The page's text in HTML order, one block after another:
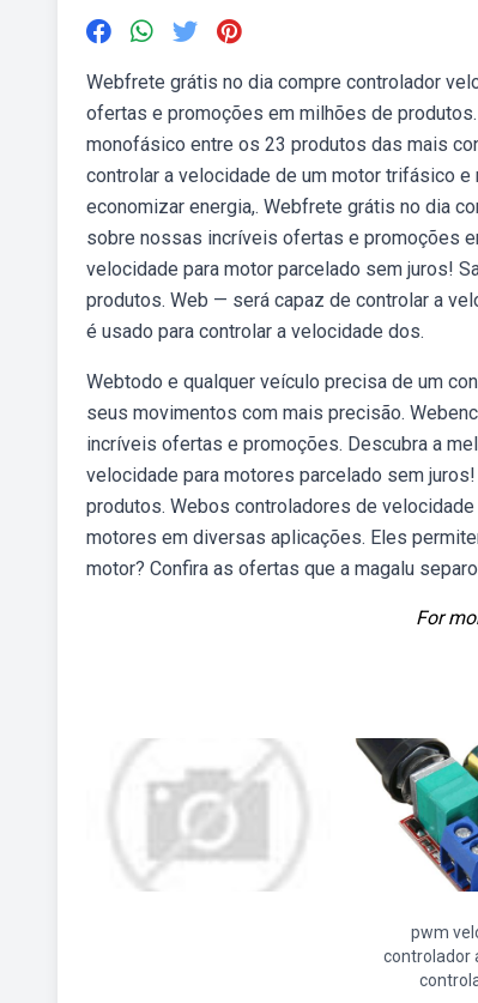
Webfrete grátis no dia compre controlador
ofertas e promoções em milhões de
monofásico entre os 23 produtos das mais
controlar a velocidade de um motor trifásico
economizar energia,. Webfrete grátis no dia
sobre nossas incríveis ofertas e promoções
velocidade para motor parcelado sem juros!
produtos. Web — será capaz de controlar a
é usado para controlar a velocidade dos.
Webtodo e qualquer veículo precisa de um
seus movimentos com mais precisão.
incríveis ofertas e promoções. Descubra a
velocidade para motores parcelado sem
produtos. Webos controladores de
motores em diversas aplicações. Eles
motor? Confira as ofertas que a magalu
For
pwm
controlador